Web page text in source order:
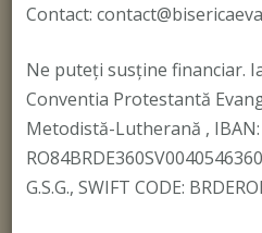
Contact:
Ne puteți susține financiar.
Conventia Protestantă
Metodistă-Lutherană , IBAN:
G.S.G., SWIFT CODE: